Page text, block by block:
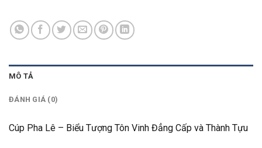
MÔ TẢ
ĐÁNH GIÁ (0)
Cúp Pha Lê – Biểu Tượng Tôn Vinh Đẳng Cấp và Thành Tựu